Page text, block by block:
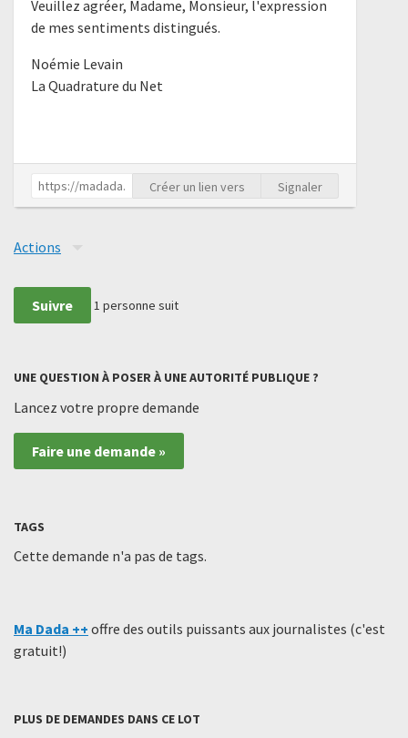
Veuillez agréer, Madame, Monsieur, l'expression
de mes sentiments distingués.
Noémie Levain
La Quadrature du Net
Créer un lien vers Signaler
Actions
Suivre 1 personne suit
UNE QUESTION À POSER À UNE AUTORITÉ PUBLIQUE ?
Lancez votre propre demande
Faire une demande »
TAGS
Cette demande n'a pas de tags.
Ma Dada ++ offre des outils puissants aux journalistes (c'est
gratuit!)
PLUS DE DEMANDES DANS CE LOT